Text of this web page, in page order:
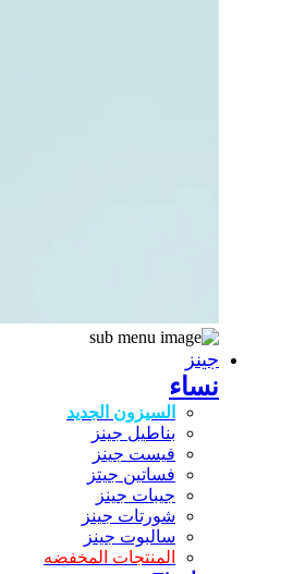
جينز
نساء
السيزون الجديد
بناطيل جينز
فيست جينز
فساتين جيتز
جيبات جينز
شورتات جينز
سالبوت جينز
المنتجات المخفضه